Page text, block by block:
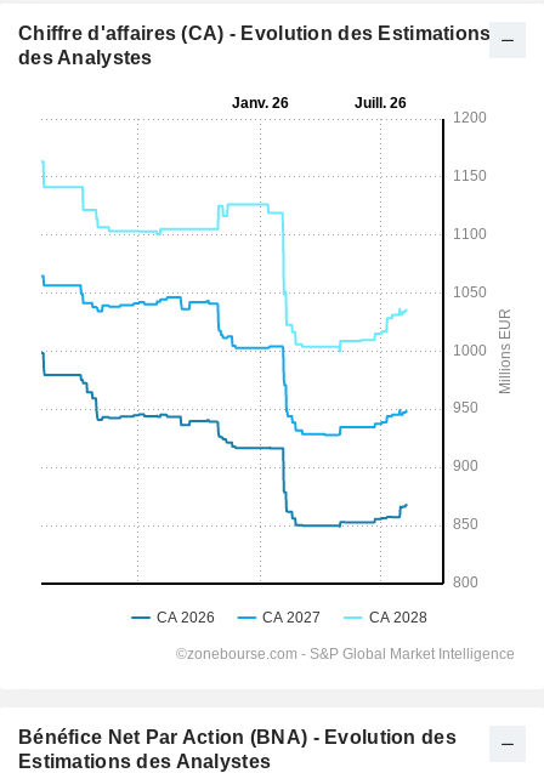
Chiffre d'affaires (CA) - Evolution des Estimations
des Analystes
Bénéfice Net Par Action (BNA) - Evolution des
Estimations des Analystes